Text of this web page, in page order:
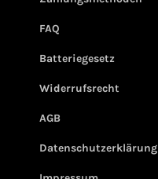
FAQ
Batteriegesetz
Widerrufsrecht
AGB
Datenschutzerklärung